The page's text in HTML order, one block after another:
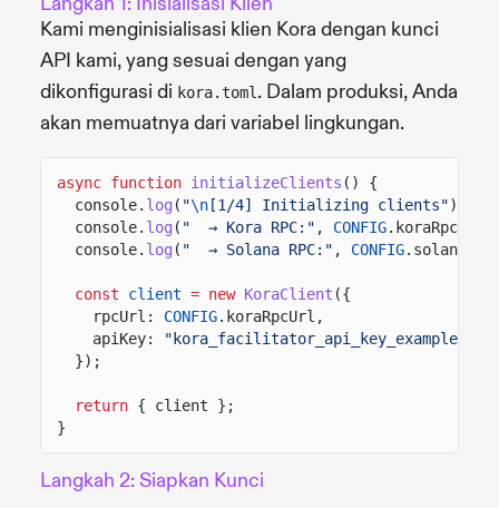
Kami menginisialisasi klien Kora dengan kunci
API kami, yang sesuai dengan yang
dikonfigurasi di kora.toml . Dalam produksi, Anda
akan memuatnya dari variabel lingkungan.
async function initializeClients () {
console. log ( "\n [1/4] Initializing clients");
console. log ( "  → Kora RPC:" , CONFIG
console. log ( "  → Solana RPC:" , CONFIG
const client = new KoraClient ({
rpcUrl:
CONFIG.koraRpcUrl,
apiKey:
"kora_facilitator_api_key_example"
});
return { client };
}
Langkah 2: Siapkan Kunci